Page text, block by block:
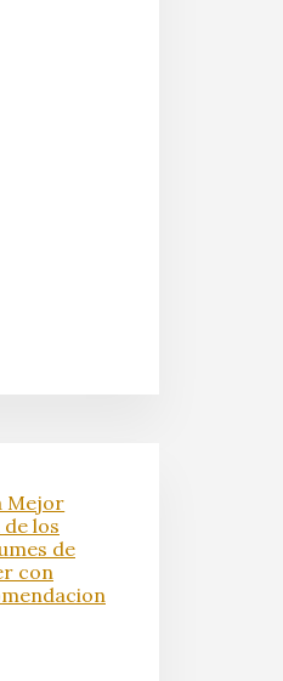
Mejor
de los
de
con